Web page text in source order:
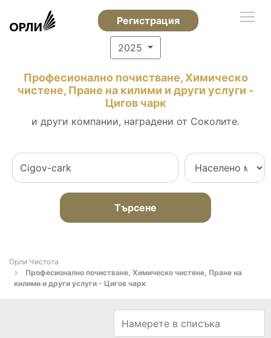
Регистрация
2025
Професионално почистване, Химическо
чистене, Пране на килими и други услуги -
Цигов чарк
и други компании, наградени от Соколите.
Търсене
Орли Чистота
Професионално почистване, Химическо чистене, Пране на
килими и други услуги - Цигов чарк